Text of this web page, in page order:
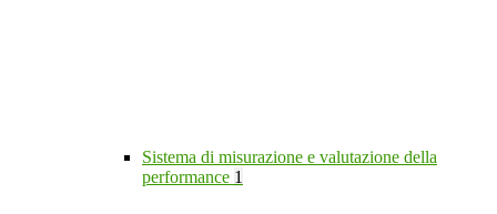
Sistema di misurazione e valutazione della
performance 1